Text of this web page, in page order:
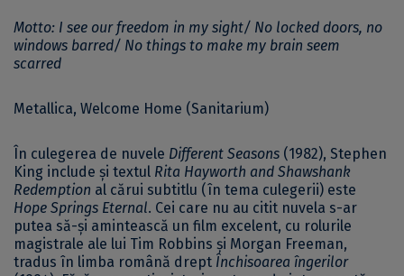
Motto: I see our freedom in my sight/ No locked doors, no
windows barred/ No things to make my brain seem
scarred
Metallica, Welcome Home (Sanitarium)
În culegerea de nuvele Different Seasons (1982), Stephen
King include și textul Rita Hayworth and Shawshank
Redemption al cărui subtitlu (în tema culegerii) este
Hope Springs Eternal. Cei care nu au citit nuvela s-ar
putea să-și amintească un film excelent, cu rolurile
magistrale ale lui Tim Robbins și Morgan Freeman,
tradus în limba română drept Închisoarea îngerilor